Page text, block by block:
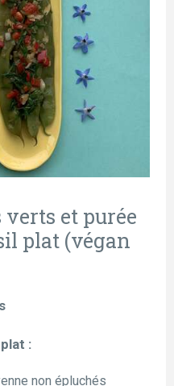
verts et purée
plat (végan
:
non épluchés